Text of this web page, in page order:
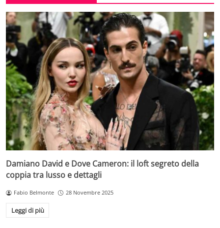
Damiano David e Dove Cameron: il loft segreto della
coppia tra lusso e dettagli
Fabio Belmonte 28 Novembre 2025
Leggi di più